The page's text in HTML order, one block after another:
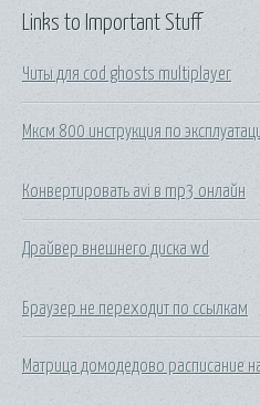
Links to Important Stuff
Читы для cod ghosts multiplayer
Мксм 800 инструкция по
Конвертировать avi в mp3 онлайн
Драйвер внешнего диска wd
Браузер не переходит по ссылкам
Матрица домодедово расписание